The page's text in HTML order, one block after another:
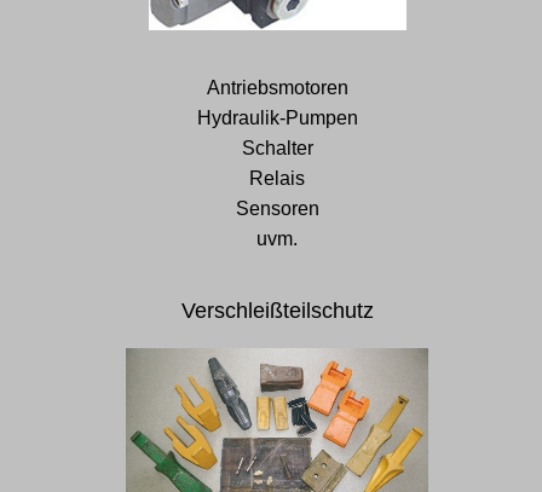
Antriebsmotoren
Hydraulik-Pumpen
Schalter
Relais
Sensoren
uvm.
Verschleißteilschutz